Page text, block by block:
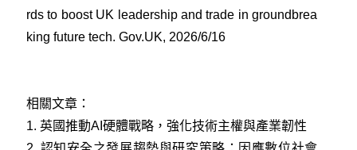
rds to boost UK leadership and trade in groundbrea
king future tech. Gov.UK, 2026/6/16
相關文章：
1. 英國推動AI硬體戰略，強化技術主權與產業韌性